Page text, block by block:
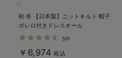
秋 冬 【日本製】ニットキルト 帽子
ボレロ付きドレスオール
5件
￥6,974 税込